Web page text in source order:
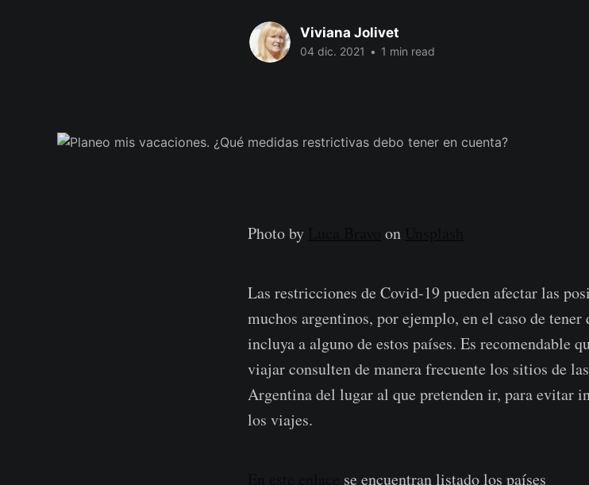
Viviana Jolivet
04 dic. 2021 • 1 min read
Photo by on
Las restricciones de Covid-19 pueden afectar las
muchos argentinos, por ejemplo, en el caso de tener
incluya a alguno de estos países. Es recomendable
viajar consulten de manera frecuente los sitios de
Argentina del lugar al que pretenden ir, para evitar
los viajes.
se encuentran listado los países